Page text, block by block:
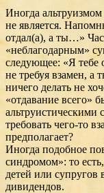
Иногда
не является.
отдал(а), а ты…»
«неблагодарным»
следующее: «Я тебе
не требуя взамен, а
ничего делать не
«отдавание всего»
требовать чего-то
предполагает?
Иногда подобное
синдромом»: то
детей или супругов
дивидендов.